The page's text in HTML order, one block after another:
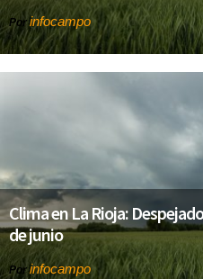
Porinfocampo
Clima en La Rioja:
de junio
Porinfocampo